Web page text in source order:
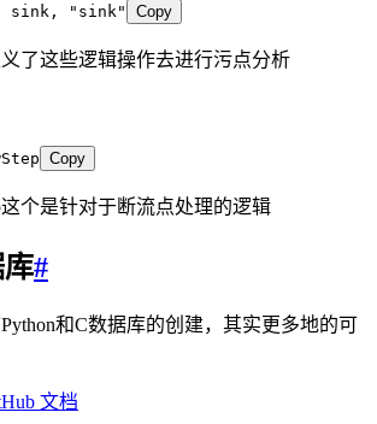
sink , "sink" Copy
了这些逻辑操作去进行污点分析
Copy
这个是针对于断流点处理的逻辑
#
和C数据库的创建，其实更多地的可
文档